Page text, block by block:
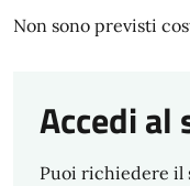
Non sono previsti
Accedi al
Puoi richiedere il